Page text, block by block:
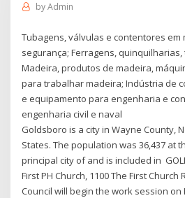
byAdmin
Tubagens, válvulas e contentores em
segurança; Ferragens,
Madeira, produtos de madeira,
para trabalhar madeira; Indústria de
e equipamento para engenharia e
engenharia civil e naval
Goldsboro is a city in Wayne County,
States. The population was 36,437 at
principal city of and is included in
First PH Church, 1100 The First
Council will begin the work session on